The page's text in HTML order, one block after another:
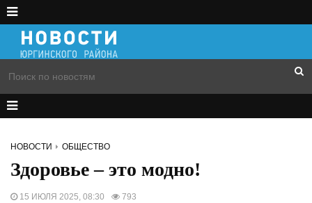
НОВОСТИ ОБЩЕСТВО
Здоровье – это модно!
15 ИЮЛЯ 2025, 08:30
793